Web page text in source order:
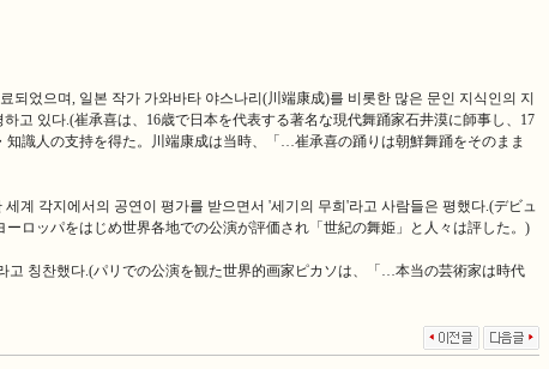
었으며, 일본 작가 가와바타 야스나리(川端康成)를 비롯한 많은 문인 지식인의 지
고 있다.(崔承喜は、16歳で日本を代表する著名な現代舞踊家石井漠に師事し、17
識人の支持を得た。川端康成は当時、「…崔承喜の踊りは朝鮮舞踊をそのまま
계 각지에서의 공연이 평가를 받으면서 '세기의 무희'라고 사람들은 평했다.(デビュ
ロッパをはじめ世界各地での公演が評価され「世紀の舞姫」と人々は評した。)
고 칭찬했다.(パリでの公演を観た世界的画家ピカソは、「…本当の芸術家は時代